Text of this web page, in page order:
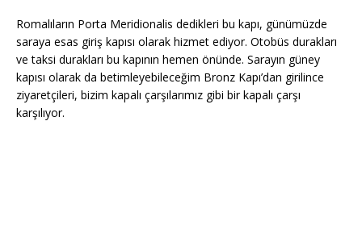
Romalıların Porta Meridionalis dedikleri bu kapı, günümüzde
saraya esas giriş kapısı olarak hizmet ediyor. Otobüs durakları
ve taksi durakları bu kapının hemen önünde. Sarayın güney
kapısı olarak da betimleyebileceğim Bronz Kapı’dan girilince
ziyaretçileri, bizim kapalı çarşılarımız gibi bir kapalı çarşı
karşılıyor.